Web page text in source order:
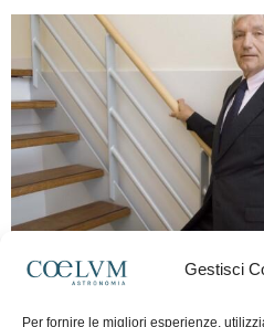
Gestisci
Per fornire le migliori esperienze,
280
Frida Paolella
Intervista al professor Nazzareno